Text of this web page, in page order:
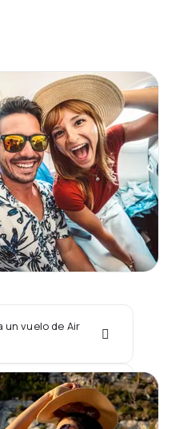
un vuelo de Air
Guilin?